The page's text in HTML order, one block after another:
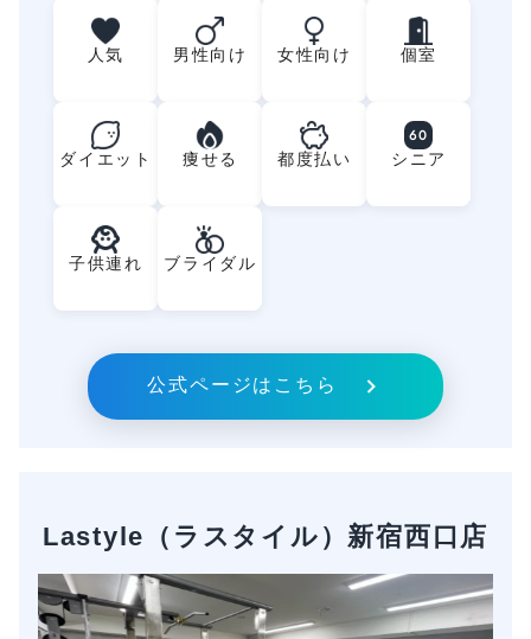
人気 男性向け 女性向け 個室
ダイエット 痩せる 都度払い
60
シニア
子供連れ ブライダル
公式ページはこちら
Lastyle（ラスタイル）新宿西口店